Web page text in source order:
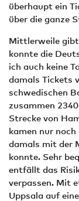
überhaupt ein
über die ganze
Mittlerweile gibt
konnte die
ich auch keine
damals Tickets
schwedischen
zusammen
Strecke von
kamen nur
damals mit der
konnte. Sehr
entfällt das
verpassen. Mit
Uppsala auf